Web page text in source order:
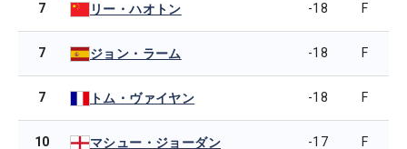
7 リー・ハオトン -18 F
7 ジョン・ラーム -18 F
7 トム・ヴァイヤン -18 F
10 マシュー・ジョーダン -17 F